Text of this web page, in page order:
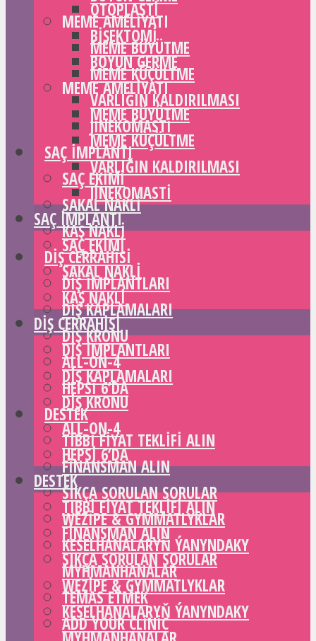
MEME AMELIYATI
MEME BÜYÜTME
MEME KÜÇÜLTME
VARLIĞIN KALDIRILMASI
JINEKOMASTI
SAÇ IMPLANTI
SAÇ EKIMI
SAKAL NAKLI
KAŞ NAKLI
DIŞ CERRAHISI
DIŞ IMPLANTLARI
DIŞ KAPLAMALARI
DIŞ KRONU
ALL-ON-4
HEPSI 6’DA
DESTEK
TIBBI FIYAT TEKLIFI ALIN
FINANSMAN ALIN
SIKÇA SORULAN SORULAR
WEZIPE & GYMMATLYKLAR
KESELHANALARYŇ ÝANYNDAKY
MYHMANHANALAR
TEMAS ETMEK
ADD YOUR CLINIC
OTOPLASTI
BIŞEKTOMI
BOYUN GERME
MEME AMELIYATI
MEME BÜYÜTME
MEME KÜÇÜLTME
VARLIĞIN KALDIRILMASI
JINEKOMASTI
SAÇ IMPLANTI
SAÇ EKIMI
SAKAL NAKLI
KAŞ NAKLI
DIŞ CERRAHISI
DIŞ IMPLANTLARI
DIŞ KAPLAMALARI
DIŞ KRONU
ALL-ON-4
HEPSI 6’DA
DESTEK
TIBBI FIYAT TEKLIFI ALIN
FINANSMAN ALIN
SIKÇA SORULAN SORULAR
WEZIPE & GYMMATLYKLAR
KESELHANALARYŇ ÝANYNDAKY